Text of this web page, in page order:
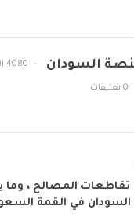
السودان 4080 المشاركات
0 تعليقات
تقاطعات المصالح ، وما
في القمة